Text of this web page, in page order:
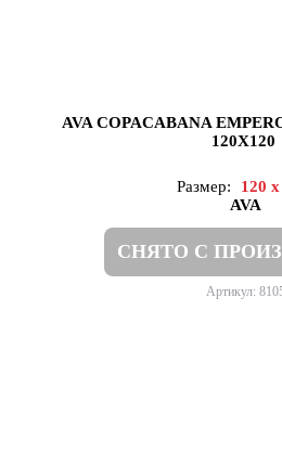
AVA COPACABANA
120X120
Размер:
120
AVA
СНЯТО С
Артикул: